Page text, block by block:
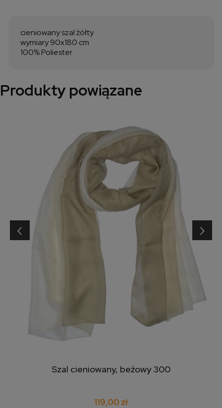
cieniowany szal żółty
wymiary 90x180 cm
100% Poliester
Produkty powiązane
Szal cieniowany, beżowy 300
119,00 zł
‹ ›